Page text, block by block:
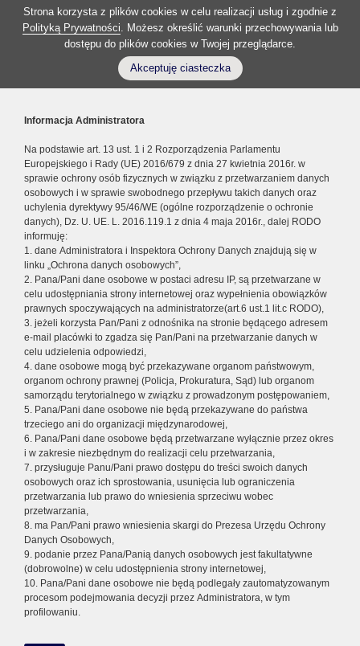
Strona korzysta z plików cookies w celu realizacji usług i zgodnie z
Polityką Prywatności. Możesz określić warunki przechowywania lub
dostępu do plików cookies w Twojej przeglądarce.
Akceptuję ciasteczka
Informacja Administratora
Na podstawie art. 13 ust. 1 i 2 Rozporządzenia Parlamentu
Europejskiego i Rady (UE) 2016/679 z dnia 27 kwietnia 2016r. w
sprawie ochrony osób fizycznych w związku z przetwarzaniem danych
osobowych i w sprawie swobodnego przepływu takich danych oraz
uchylenia dyrektywy 95/46/WE (ogólne rozporządzenie o ochronie
danych), Dz. U. UE. L. 2016.119.1 z dnia 4 maja 2016r., dalej RODO
informuję:
1. dane Administratora i Inspektora Ochrony Danych znajdują się w
linku „Ochrona danych osobowych”,
2. Pana/Pani dane osobowe w postaci adresu IP, są przetwarzane w
celu udostępniania strony internetowej oraz wypełnienia obowiązków
prawnych spoczywających na administratorze(art.6 ust.1 lit.c RODO),
3. jeżeli korzysta Pan/Pani z odnośnika na stronie będącego adresem
e-mail placówki to zgadza się Pan/Pani na przetwarzanie danych w
celu udzielenia odpowiedzi,
4. dane osobowe mogą być przekazywane organom państwowym,
organom ochrony prawnej (Policja, Prokuratura, Sąd) lub organom
samorządu terytorialnego w związku z prowadzonym postępowaniem,
5. Pana/Pani dane osobowe nie będą przekazywane do państwa
trzeciego ani do organizacji międzynarodowej,
6. Pana/Pani dane osobowe będą przetwarzane wyłącznie przez okres
i w zakresie niezbędnym do realizacji celu przetwarzania,
7. przysługuje Panu/Pani prawo dostępu do treści swoich danych
osobowych oraz ich sprostowania, usunięcia lub ograniczenia
przetwarzania lub prawo do wniesienia sprzeciwu wobec
przetwarzania,
8. ma Pan/Pani prawo wniesienia skargi do Prezesa Urzędu Ochrony
Danych Osobowych,
9. podanie przez Pana/Panią danych osobowych jest fakultatywne
(dobrowolne) w celu udostępnienia strony internetowej,
10. Pana/Pani dane osobowe nie będą podlegały zautomatyzowanym
procesom podejmowania decyzji przez Administratora, w tym
profilowaniu.